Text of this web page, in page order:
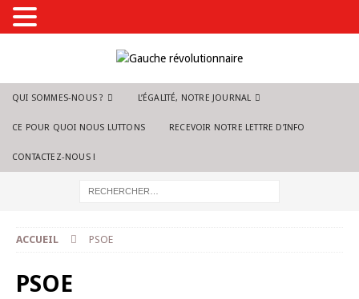
QUI SOMMES-NOUS ? L’ÉGALITÉ, NOTRE JOURNAL
CE POUR QUOI NOUS LUTTONS RECEVOIR NOTRE LETTRE D’INFO
CONTACTEZ-NOUS !
ACCUEIL PSOE
PSOE